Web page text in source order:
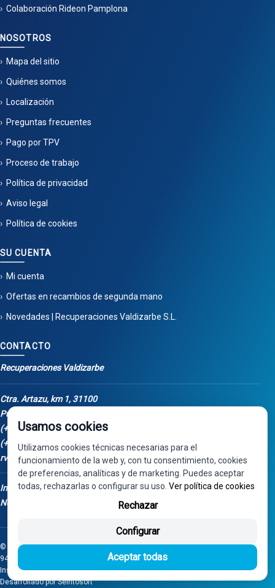
Colaboración Rideon Pamplona
NOSOTROS
Mapa del sitio
Quiénes somos
Localización
Preguntas frecuentes
Pago por TPV
Proceso de trabajo
Política de privacidad
Aviso legal
Política de cookies
SU CUENTA
Mi cuenta
Ofertas en recambios de segunda mano
Novedades | Recuperaciones Valdizarbe S.L.
CONTACTO
Recuperaciones Valdizarbe
Ctra. Artazu, km 1, 31100
Puente la Reina - Navarra
(+34) 948 34 04 98
(+34) 668 848 123
rv@valdizarbe.es
Instalación Fotovoltaica - Fondos
Next Generation
© 2025 - Recuperaciones Valdizarbe S.L. - Ctra. Artazu, km 1, 31100 - Tel:
948 340 498 / 668 848 123 - Puente la Reina - Navarra - CIF B31275837.
Inscrita en el Registro Mercantil de Navarra, Tomo 32, Folio 75, Hoja 525.
Desarrollado porSeintosoft
Usamos cookies
Utilizamos cookies técnicas necesarias para el
funcionamiento de la web y, con tu consentimiento, cookies
de preferencias, analíticas y de marketing. Puedes aceptar
todas, rechazarlas o configurar su uso. Ver política de cookies
Rechazar
Configurar
Aceptar todas